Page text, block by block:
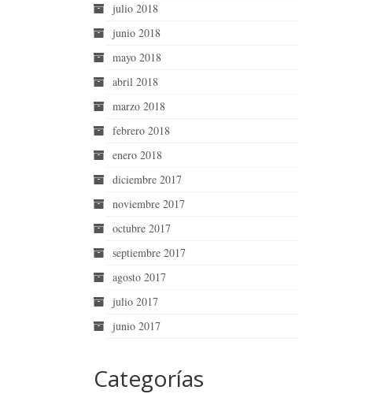
julio 2018
junio 2018
mayo 2018
abril 2018
marzo 2018
febrero 2018
enero 2018
diciembre 2017
noviembre 2017
octubre 2017
septiembre 2017
agosto 2017
julio 2017
junio 2017
Categorías